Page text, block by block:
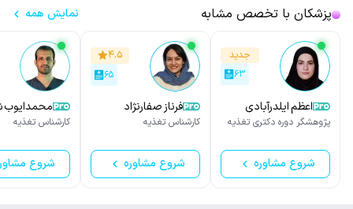
پزشکان با تخصص مشابه نمایش همه
جدید
۶۳
اعظم ایلدرآبادی
پژوهشگر دوره دکتری تغذیه
شروع مشاوره
۴.۵
۶۵
فرناز صفارنژاد
کارشناس تغذیه
شروع مشاوره
محمدایوب
کارشناس تغذیه
شروع